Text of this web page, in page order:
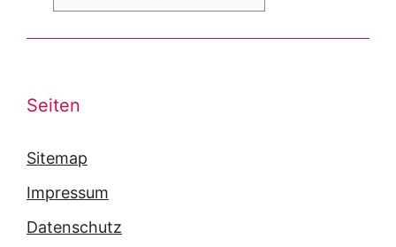
Seiten
Sitemap
Impressum
Datenschutz